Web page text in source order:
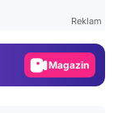
Reklam
Magazin